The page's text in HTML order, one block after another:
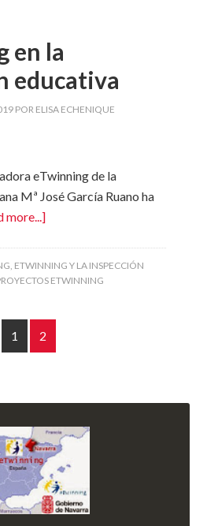
en la
educativa
POR ELISA ECHENIQUE
eTwinning de la
Mª José García Ruano ha
more...]
ETWINNING Y LA INSPECCIÓN
ETWINNING
1 2